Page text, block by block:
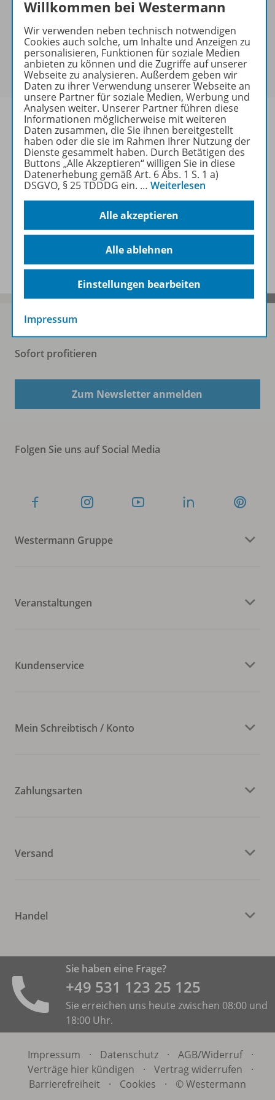
Bei Bezahlung über Paypal und Kreditkarte können
keine Sonderkonditionen gewährt werden.
Sie haben ein passendesSpar-Paket?
Um den für Sie gültigen Preis zu sehen,melden Sie
sich bitte an.
Informationen
Weitere Inhalte der Ausgabe
Sofort profitieren
Zum Newsletter anmelden
Folgen Sie uns auf Social Media
Westermann Gruppe
Veranstaltungen
Kundenservice
Mein Schreibtisch / Konto
Zahlungsarten
Versand
Handel
Sie haben eine Frage?
+49 531 ­123 25 125
Sie erreichen uns heute zwischen 08:00 und
18:00 Uhr.
Impressum · Datenschutz · AGB/Widerruf
·
Verträge hier kündigen
· Vertrag widerrufen
·
Barrierefreiheit
· Cookies · © Westermann
Willkommen bei Westermann
Wir verwenden neben technisch notwendigen
Cookies auch solche, um Inhalte und Anzeigen zu
personalisieren, Funktionen für soziale Medien
anbieten zu können und die Zugriffe auf unserer
Webseite zu analysieren. Außerdem geben wir
Daten zu ihrer Verwendung unserer Webseite an
unsere Partner für soziale Medien, Werbung und
Analysen weiter. Unserer Partner führen diese
Informationen möglicherweise mit weiteren
Daten zusammen, die Sie ihnen bereitgestellt
haben oder die sie im Rahmen Ihrer Nutzung der
Dienste gesammelt haben. Durch Betätigen des
Buttons „Alle Akzeptieren“ willigen Sie in diese
Datenerhebung gemäß Art. 6 Abs. 1 S. 1 a)
DSGVO, § 25 TDDDG ein. … Weiterlesen
Alle akzeptieren
Alle ablehnen
Einstellungen bearbeiten
Impressum